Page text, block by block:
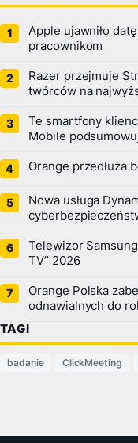
Apple ujawniło
pracownikom
Razer przejmuje
twórców na
Te smartfony
Mobile
Orange przedłuża
Nowa usługa
Telewizor
TV” 2026
Orange Polska
odnawialnych do
TAGI
badanie ClickMeeting